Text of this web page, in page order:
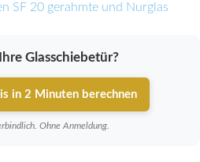
SF 20 gerahmte und Nurglas
Glasschiebetür?
in 2 Minuten berechnen
Ohne Anmeldung.